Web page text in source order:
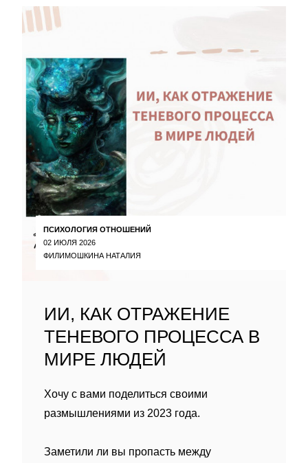
ПСИХОЛОГИЯ ОТНОШЕНИЙ
02 ИЮЛЯ 2026
ФИЛИМОШКИНА НАТАЛИЯ
ИИ, КАК ОТРАЖЕНИЕ
ТЕНЕВОГО ПРОЦЕССА В
МИРЕ ЛЮДЕЙ
Хочу с вами поделиться своими
размышлениями из 2023 года.
Заметили ли вы пропасть между